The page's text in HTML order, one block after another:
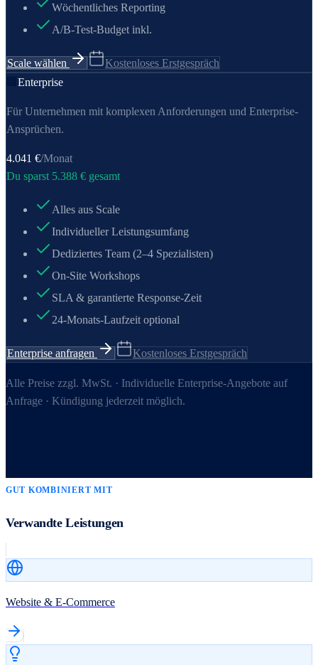
Wöchentliches Reporting
A/B-Test-Budget inkl.
Scale wählen
Kostenloses Erstgespräch
Enterprise
Für Unternehmen mit komplexen Anforderungen und Enterprise-
Ansprüchen.
4.041 €/Monat
Du sparst 5.388 € gesamt
Alles aus Scale
Individueller Leistungsumfang
Dediziertes Team (2–4 Spezialisten)
On-Site Workshops
SLA & garantierte Response-Zeit
24-Monats-Laufzeit optional
Enterprise anfragen Kostenloses Erstgespräch
Alle Preise zzgl. MwSt. · Individuelle Enterprise-Angebote auf
Anfrage · Kündigung jederzeit möglich.
GUT KOMBINIERT MIT
Verwandte Leistungen
Website & E-Commerce